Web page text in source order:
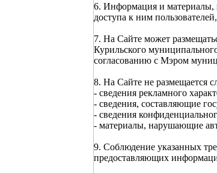
6. Информация и материалы,
доступа к ним
7. На Сайте может
Курильского
согласованию с Мэром
8. На Сайте не размещается
- сведения рекламного
- сведения, составляющие
- сведения
- материалы, нарушающие
9. Соблюдение указанных
предоставляющих